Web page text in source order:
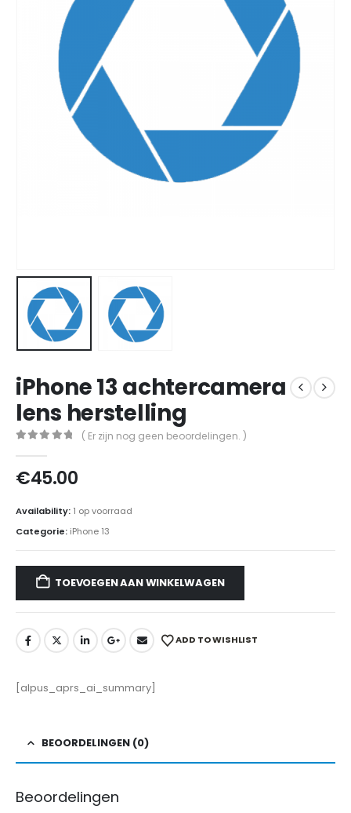
iPhone 13 achtercamera
lens herstelling
( Er zijn nog geen beoordelingen. )
€45.00
Availability: 1 op voorraad
Categorie: iPhone 13
TOEVOEGEN AAN WINKELWAGEN
ADD TO WISHLIST
[alpus_aprs_ai_summary]
BEOORDELINGEN (0)
Beoordelingen